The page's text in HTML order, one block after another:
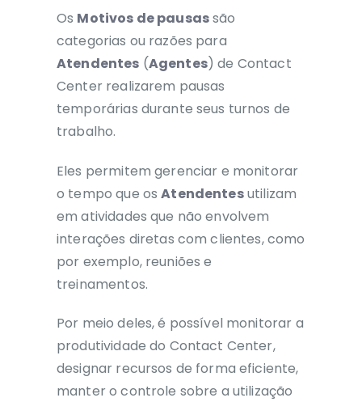
Os Motivos de pausassão
categorias ou razões para
Atendentes (Agentes) de Contact
Center realizarem pausas
temporárias durante seus turnos de
trabalho.
Eles permitem gerenciar e monitorar
o tempo que osAtendentesutilizam
em atividades que não envolvem
interações diretas com clientes, como
por exemplo, reuniões e
treinamentos.
Por meio deles, é possível monitorar a
produtividade do Contact Center,
designar recursos de forma eficiente,
manter o controle sobre a utilização